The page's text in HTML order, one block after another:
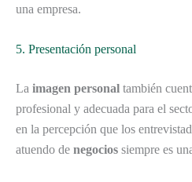
una empresa.
5. Presentación personal
La imagen personal también
profesional y adecuada para el
en la percepción que los
atuendo de negocios siempre es